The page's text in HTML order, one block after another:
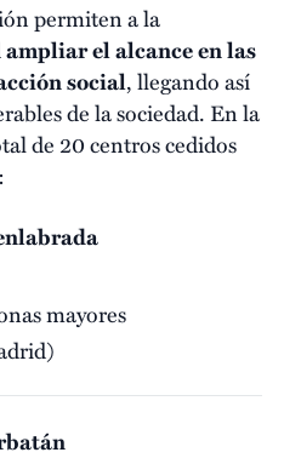
permiten a la
ampliar el alcance en las
social, llegando así
de la sociedad. En la
de 20 centros cedidos
mayores